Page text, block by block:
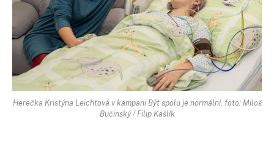
Herečka Kristýna Leichtová v kampani Být spolu je normální, foto: Miloš
Bučinský / Filip Kašlík